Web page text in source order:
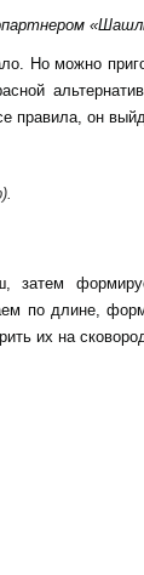
Но можно
правила, он
затем
по длине,
их на